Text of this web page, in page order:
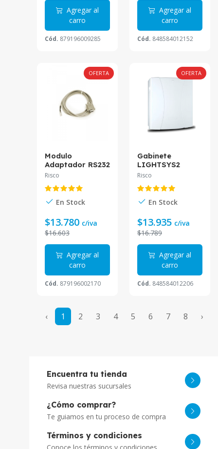
Agregar al
carro
Cód. 879196009285
Agregar al
carro
Cód. 848584012152
OFERTA
Modulo
Adaptador RS232
RW132CB0000A
Risco
En Stock
$13.780 c/iva
$16.603
Agregar al
carro
Cód. 879196002170
OFERTA
Gabinete
LIGHTSYS2
RP432B00000C
Risco
En Stock
$13.935 c/iva
$16.789
Agregar al
carro
Cód. 848584012206
‹ 1 2 3 4 5 6 7 8 ›
Encuentra tu tienda
Revisa nuestras sucursales
¿Cómo comprar?
Te guiamos en tu proceso de compra
Términos y condiciones